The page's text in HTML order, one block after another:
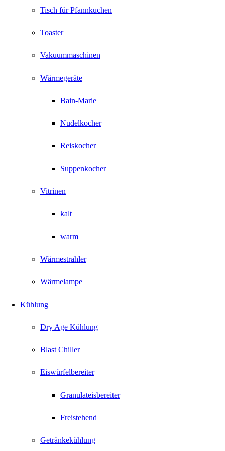
Tisch für Pfannkuchen
Toaster
Vakuummaschinen
Wärmegeräte
Bain-Marie
Nudelkocher
Reiskocher
Suppenkocher
Vitrinen
kalt
warm
Wärmestrahler
Wärmelampe
Kühlung
Dry Age Kühlung
Blast Chiller
Eiswürfelbereiter
Granulateisbereiter
Freistehend
Getränkekühlung